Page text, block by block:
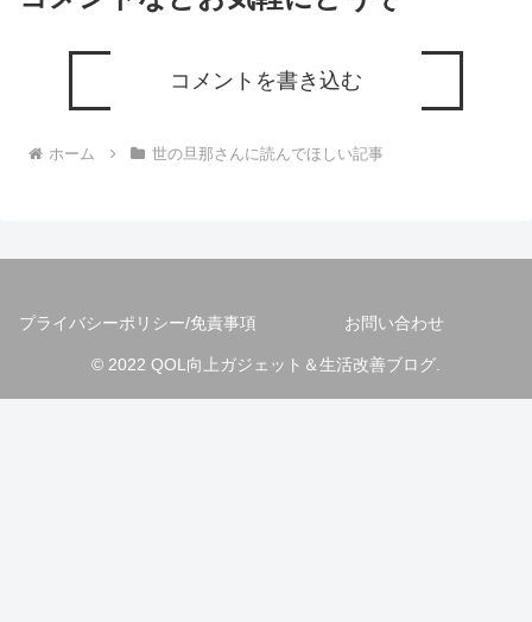
コメントを書き込む
ホーム 世の旦那さんに読んでほしい記事
プライバシーポリシー/免責事項 お問い合わせ
© 2022 QOL向上ガジェット＆生活改善ブログ.